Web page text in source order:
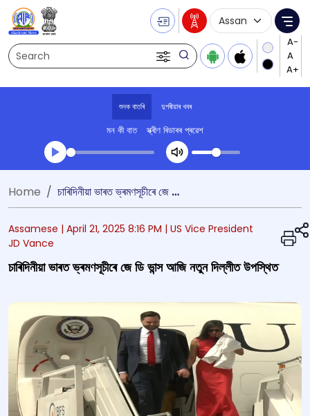
Search
Language
শুনক বাতৰি দুপৰীয়াৰ খবৰ
মন কী বাত স্ক্ৰীণ ৰিডাৰৰ প্ৰৱেশ
Transcript summary
খেলা অডিঅ' দুপৰীয়াৰ খবৰ
Home চাৰিদিনীয়া ভাৰত ভ্ৰমণসূচীৰে জে ডি ভান্স আজি নতুন দিল্লীত উপস্থিত
Assamese | April 21, 2025 8:16 PM | US Vice President
JD Vance
চাৰিদিনীয়া ভাৰত ভ্ৰমণসূচীৰে জে ডি ভান্স আজি নতুন দিল্লীত উপস্থিত